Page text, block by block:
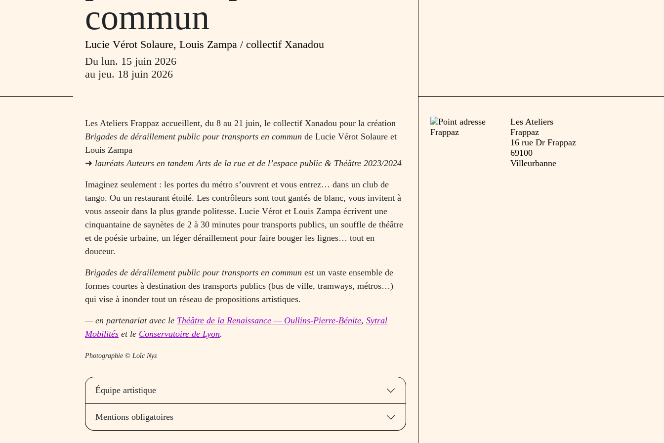
commun
Lucie Vérot Solaure, Louis Zampa / collectif Xanadou
Du lun. 15 juin 2026
au jeu. 18 juin 2026
Les Ateliers
Frappaz
16 rue Dr Frappaz
69100
Villeurbanne
Les Ateliers Frappaz accueillent, du 8 au 21 juin, le collectif Xanadou pour la création
Brigades de déraillement public pour transports en commun de Lucie Vérot Solaure et
Louis Zampa
➜ lauréats Auteurs en tandem Arts de la rue et de l’espace public & Théâtre 2023/2024
Imaginez seulement : les portes du métro s’ouvrent et vous entrez… dans un club de
tango. Ou un restaurant étoilé. Les contrôleurs sont tout gantés de blanc, vous invitent à
vous asseoir dans la plus grande politesse. Lucie Vérot et Louis Zampa écrivent une
cinquantaine de saynètes de 2 à 30 minutes pour transports publics, un souffle de théâtre
et de poésie urbaine, un léger déraillement pour faire bouger les lignes… tout en
douceur.
Brigades de déraillement public pour transports en commun est un vaste ensemble de
formes courtes à destination des transports publics (bus de ville, tramways, métros…)
qui vise à inonder tout un réseau de propositions artistiques.
— en partenariat avec le Théâtre de la Renaissance — Oullins-Pierre-Bénite, Sytral
Mobilités et le Conservatoire de Lyon.
Photographie © Loïc Nys
Équipe artistique
Mentions obligatoires